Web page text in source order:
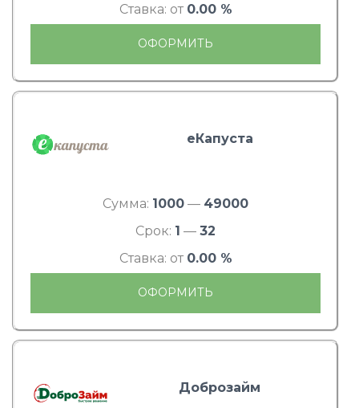
Ставка: от 0.00 %
ОФОРМИТЬ
еКапуста
Сумма: 1000 — 49000
Срок: 1 — 32
Ставка: от 0.00 %
ОФОРМИТЬ
Доброзайм